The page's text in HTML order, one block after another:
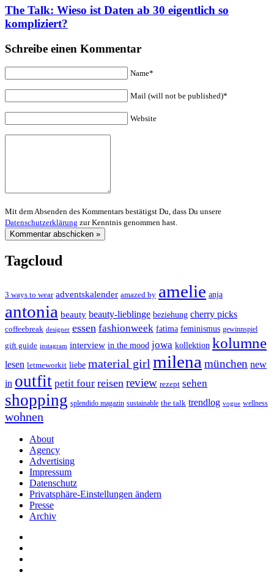
The Talk: Wieso ist Daten ab 30 eigentlich so
kompliziert?
Schreibe einen Kommentar
Name*
Mail (will not be published)*
Website
Mit dem Absenden des Kommentars bestätigst Du, dass Du unsere
Datenschutzerklärung zur Kenntnis genommen hast.
Tagcloud
3 ways to wear adventskalender amazed by amelie anja
antonia beauty beauty-lieblinge beziehung cherry picks
coffeebreak designer essen fashionweek fatima feminismus gewinnspiel
gift guide instagram interview in the mood jowa kollektion kolumne
lesen letmeworkit liebe material girl milena münchen new
in outfit petit four reisen review rezept sehen
shopping splendido magazin sustainable the talk trendlog vogue wellness
wohnen
About
Agency
Advertising
Impressum
Datenschutz
Privatsphäre-Einstellungen ändern
Presse
Archiv